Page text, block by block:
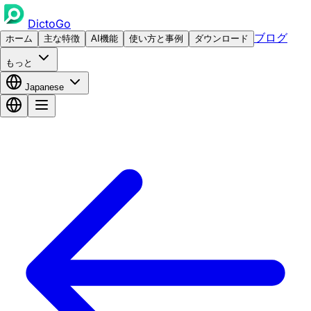
DictoGo
ホーム 主な特徴 AI機能 使い方と事例 ダウンロード ブログ
もっと
Japanese